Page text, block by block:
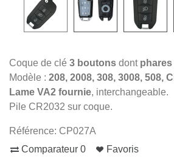
Coque de clé 3 boutons dont phares
Modèle : 208, 2008, 308, 3008, 508,
Lame VA2 fournie, interchangeable.
Pile CR2032 sur coque.
Référence: CP027A
Comparateur 0 Favoris